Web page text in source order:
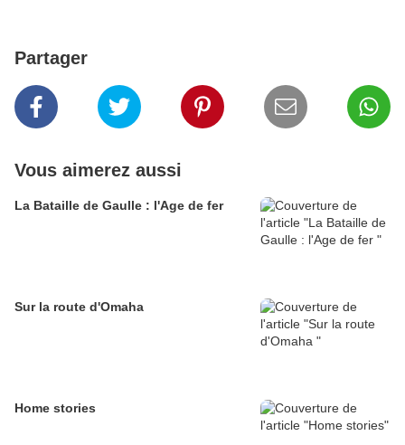
Partager
Vous aimerez aussi
La Bataille de Gaulle : l'Age de fer
Sur la route d'Omaha
Home stories